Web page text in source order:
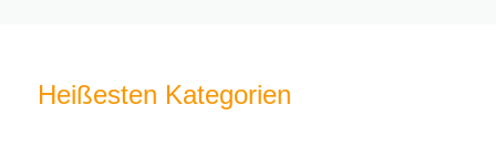
Heißesten Kategorien